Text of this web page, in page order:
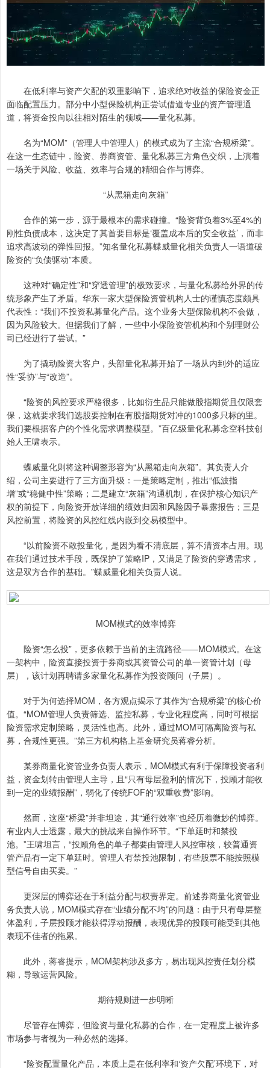
在低利率与资产欠配的双重影响下，追求绝对收益的保险资金正
面临配置压力。部分中小型保险机构正尝试借道专业的资产管理通
道，将资金投向以往相对陌生的领域——量化私募。
名为“MOM”（管理人中管理人）的模式成为了主流“合规桥梁”。
在这一生态链中，险资、券商资管、量化私募三方角色交织，上演着
一场关于风险、收益、效率与合规的精细合作与博弈。
“从黑箱走向灰箱”
合作的第一步，源于最根本的需求碰撞。“险资背负着3%至4%的
刚性负债成本，这决定了其首要目标是‘覆盖成本后的安全收益’，而非
追求高波动的弹性回报。”知名量化私募蝶威量化相关负责人一语道破
险资的“负债驱动”本质。
这种对“确定性”和“穿透管理”的极致要求，与量化私募给外界的传
统形象产生了矛盾。华东一家大型保险资管机构人士的谨慎态度颇具
代表性：“我们不投资私募量化产品。这个业务大型保险机构不会做，
因为风险较大。但据我们了解，一些中小保险资管机构和个别理财公
司已经进行了尝试。”
为了撬动险资大客户，头部量化私募开始了一场从内到外的适应
性“妥协”与“改造”。
“险资的风控要求严格很多，比如衍生品只能做股指期货且仅限套
保，这就要求我们选股要控制在有股指期货对冲的1000多只标的里。
我们要根据客户的个性化需求调整模型。”百亿级量化私募念空科技创
始人王啸表示。
蝶威量化则将这种调整形容为“从黑箱走向灰箱”。其负责人介
绍，公司主要进行了三方面升级：一是策略定制，推出“低波指
增”或“稳健中性”策略；二是建立“灰箱”沟通机制，在保护核心知识产
权的前提下，向险资开放详细的绩效归因和风险因子暴露报告；三是
风控前置，将险资的风控红线内嵌到交易模型中。
“以前险资不敢投量化，是因为看不清底层，算不清资本占用。现
在我们通过技术手段，既保护了策略IP，又满足了险资的穿透需求，
这是双方合作的基础。”蝶威量化相关负责人说。
MOM模式的效率博弈
险资“怎么投”，更多依赖于当前的主流路径——MOM模式。在这
一架构中，险资直接投资于券商或其资管公司的单一资管计划（母
层），该计划再聘请多家量化私募作为投资顾问（子层）。
对于为何选择MOM，各方观点揭示了其作为“合规桥梁”的核心价
值。“MOM管理人负责筛选、监控私募，专业化程度高，同时可根据
险资需求定制策略，灵活性也高。此外，通过MOM可隔离险资与私
募，合规性更强。”第三方机构格上基金研究员蒋睿分析。
某券商量化资管业务负责人表示，MOM模式有利于保障投资者利
益，资金划转由管理人主导，且“只有母层盈利的情况下，投顾才能收
到一定的业绩报酬”，弱化了传统FOF的“双重收费”影响。
然而，这座“桥梁”并非坦途，其“通行效率”也经历着微妙的博弈。
有业内人士透露，最大的挑战来自操作环节。“下单延时和禁投
池。”王啸坦言，“投顾角色的单子都要由管理人风控审核，较普通资
管产品有一定下单延时。管理人有禁投池限制，有些股票不能按照模
型信号自由买卖。”
更深层的博弈还在于利益分配与权责界定。前述券商量化资管业
务负责人说，MOM模式存在“业绩分配不均”的问题：由于只有母层整
体盈利，子层投顾才能获得浮动报酬，表现优异的投顾可能受到其他
表现不佳者的拖累。
此外，蒋睿提示，MOM架构涉及多方，易出现风控责任划分模
糊，导致运营风险。
期待规则进一步明晰
尽管存在博弈，但险资与量化私募的合作，在一定程度上被许多
市场参与者视为一种必然的选择。
“险资配置量化产品，本质上是在低利率和‘资产欠配’环境下，对